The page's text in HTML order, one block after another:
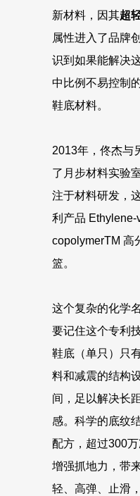
新材料，因其超
属性进入了品牌
识到如果能解决
中比例不易控制
鞋底材料。
2013年，佟杰与
了月步材料实验
注于材料研发，
利产品 Ethylene-
copolymerTM 高
篮。
这个复杂的化学
要记住这个专利
鞋底（单只）只
料和减震的结构
间，足以解决长
感。科学的底纹
配方，超过300
增强抓地力，带
轻、高弹、止滑